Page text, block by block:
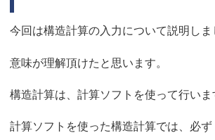
今回は構造計算の入力について説明しま
意味が理解頂けたと思います。
構造計算は、計算ソフトを使って行いま
計算ソフトを使った構造計算では、必